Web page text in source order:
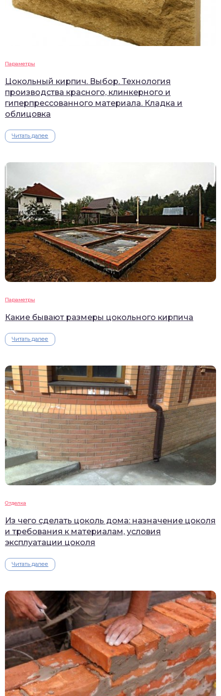
Параметры
Цокольный кирпич. Выбор. Технология
производства красного, клинкерного и
гиперпрессованного материала. Кладка и
облицовка
Читать далее
Параметры
Какие бывают размеры цокольного кирпича
Читать далее
Отделка
Из чего сделать цоколь дома: назначение цоколя
и требования к материалам, условия
эксплуатации цоколя
Читать далее